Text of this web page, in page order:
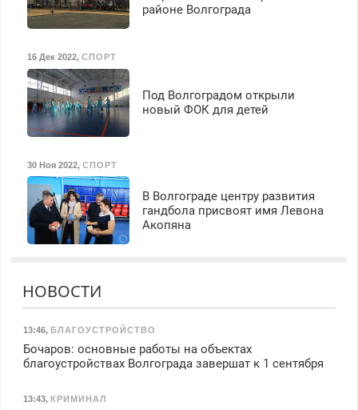
районе Волгограда
16 Дек 2022, СПОРТ
Под Волгоградом открыли
новый ФОК для детей
30 Ноя 2022, СПОРТ
В Волгограде центру развития
гандбола присвоят имя Левона
Акопяна
НОВОСТИ
13:46, БЛАГОУСТРОЙСТВО
Бочаров: основные работы на объектах
благоустройствах Волгограда завершат к 1 сентября
13:43, КРИМИНАЛ